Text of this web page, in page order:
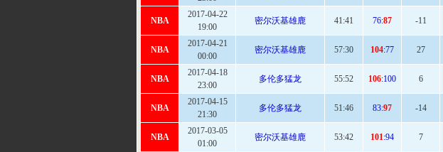
NBA
2017-04-22
19:00
密尔沃基雄鹿 41:41 76:87 -11
NBA
2017-04-21
00:00
密尔沃基雄鹿 57 :30 104:77 27
NBA
2017-04-18
23:00
多伦多猛龙 55:52 106:100 6
NBA
2017-04-15
21:30
多伦多猛龙 51:46 83:97 -14
NBA
2017-03-05
01:00
密尔沃基雄鹿 53:42 101:94 7